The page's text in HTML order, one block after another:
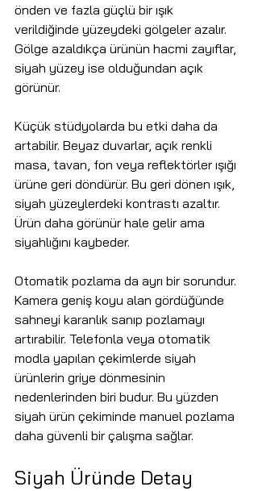
önden ve fazla güçlü bir ışık
verildiğinde yüzeydeki gölgeler azalır.
Gölge azaldıkça ürünün hacmi zayıflar,
siyah yüzey ise olduğundan açık
görünür.
Küçük stüdyolarda bu etki daha da
artabilir. Beyaz duvarlar, açık renkli
masa, tavan, fon veya reflektörler ışığı
ürüne geri döndürür. Bu geri dönen ışık,
siyah yüzeylerdeki kontrastı azaltır.
Ürün daha görünür hale gelir ama
siyahlığını kaybeder.
Otomatik pozlama da ayrı bir sorundur.
Kamera geniş koyu alan gördüğünde
sahneyi karanlık sanıp pozlamayı
artırabilir. Telefonla veya otomatik
modla yapılan çekimlerde siyah
ürünlerin griye dönmesinin
nedenlerinden biri budur. Bu yüzden
siyah ürün çekiminde manuel pozlama
daha güvenli bir çalışma sağlar.
Siyah Üründe Detay